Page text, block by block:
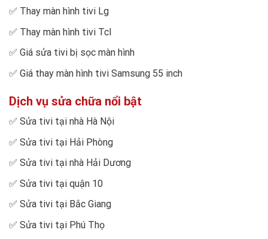
✅ Thay màn hình tivi Lg
✅ Thay màn hình tivi Tcl
✅ Giá sửa tivi bị sọc màn hình
✅ Giá thay màn hình tivi Samsung 55 inch
Dịch vụ sửa chữa nổi bật
✅ Sửa tivi tại nhà Hà Nội
✅ Sửa tivi tại Hải Phòng
✅ Sửa tivi tại nhà Hải Dương
✅ Sửa tivi tại quận 10
✅ Sửa tivi tại Bắc Giang
✅ Sửa tivi tại Phú Thọ